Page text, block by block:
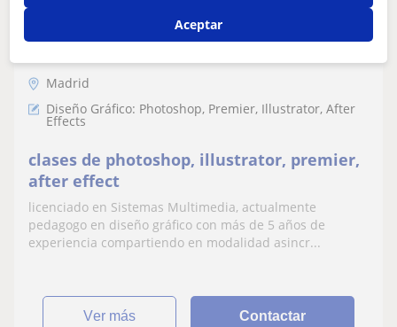
Madrid
Diseño Gráfico: Photoshop, Premier, Illustrator, After
Effects
clases de photoshop, illustrator, premier,
after effect
licenciado en Sistemas Multimedia, actualmente
pedagogo en diseño gráfico con más de 5 años de
experiencia compartiendo en modalidad asincr...
ver más Contactar
Aceptar